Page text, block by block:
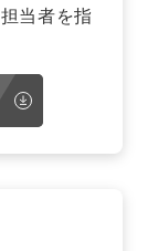
当者を指